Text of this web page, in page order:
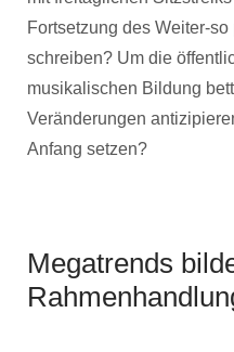
Fortsetzung des Weiter-
schreiben? Um die
musikalischen Bildung
Veränderungen
Anfang setzen?
Megatrends